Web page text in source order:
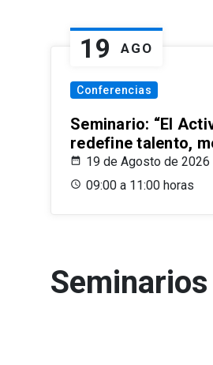
19 AGO
Conferencias
Seminario: “El
redefine talento,
19 de Agosto de 2026
09:00 a 11:00 horas
Seminarios